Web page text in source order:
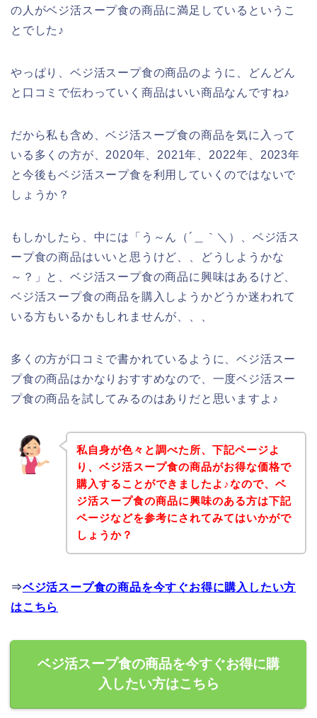
の人がベジ活スープ食の商品に満足しているというこ
とでした♪
やっぱり、ベジ活スープ食の商品のように、どんどん
と口コミで伝わっていく商品はいい商品なんですね♪
だから私も含め、ベジ活スープ食の商品を気に入って
いる多くの方が、2020年、2021年、2022年、2023年
と今後もベジ活スープ食を利用していくのではないで
しょうか？
もしかしたら、中には「う～ん（´＿｀＼）、ベジ活ス
ープ食の商品はいいと思うけど、、どうしようかな
～？」と、ベジ活スープ食の商品に興味はあるけど、
ベジ活スープ食の商品を購入しようかどうか迷われて
いる方もいるかもしれませんが、、、
多くの方が口コミで書かれているように、ベジ活スー
プ食の商品はかなりおすすめなので、一度ベジ活スー
プ食の商品を試してみるのはありだと思いますよ♪
私自身が色々と調べた所、下記ページよ
り、ベジ活スープ食の商品がお得な価格で
購入することができましたよ♪なので、ベ
ジ活スープ食の商品に興味のある方は下記
ページなどを参考にされてみてはいかがで
しょうか？
⇒ベジ活スープ食の商品を今すぐお得に購入したい方
はこちら
ベジ活スープ食の商品を今すぐお得に購
入したい方はこちら